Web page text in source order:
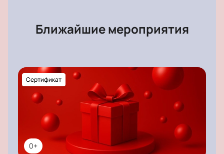
Ближайшие мероприятия
0+
Сертификат